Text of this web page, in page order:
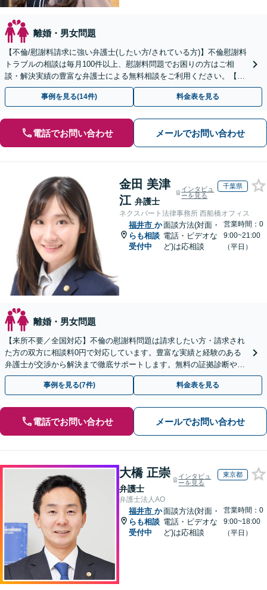
離婚・男女問題
【不倫/慰謝料請求に強い弁護士(したい方/されている方)】不倫慰謝料
トラブルの相談は毎月100件以上、慰謝料問題でお困りの方はご相
談・解決実績の豊富な弁護士による無料相談をご利用ください。【不
倫相談は初回0円】【全国対応】
事例を見る(14件) 料金表を見る
電話でお問い合わせ メールでお問い合わせ
金田 美津
江 弁護士
インタビュ
ーを見る
千葉県
ネクスパート法律事務所 西船橋オフィス
福井市 か
らも相談
受付中
面談方法(対面・
電話・ビデオな
ど)は応相談
営業時間：0
9:00~21:00
（平日）
離婚・男女問題
【来所不要／全国対応】不倫の慰謝料問題は請求したい方・請求され
た方の双方に相談料0円で対応しています。豊富な実績と経験のある
弁護士が交渉から解決まで徹底サポートします。無料の証拠診断や着
手金の返還保証もありますので安心してご相談ください。
事例を見る(7件) 料金表を見る
電話でお問い合わせ メールでお問い合わせ
大橋 正崇
弁護士
インタビュ
ーを見る
東京都
弁護士法人AO
福井市 か
らも相談
受付中
面談方法(対面・
電話・ビデオな
ど)は応相談
営業時間：0
9:00~18:00
（平日）